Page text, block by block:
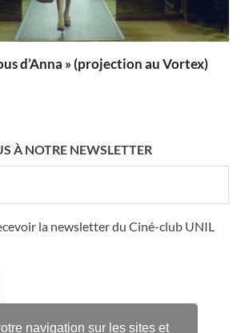
navigation sur les sites et
d’Anna » (projection au Vortex)
À NOTRE NEWSLETTER
la newsletter du Ciné-club UNIL